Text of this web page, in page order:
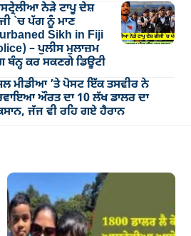
ਨੇੜੇ ਟਾਪੂ ਦੇਸ਼
`ਚ ਪੱਗ ਨੂੰ ਮਾਣ
Sikh in Fiji
– ਪੁਲੀਸ ਮੁਲਾਜ਼ਮ
ਬੰਨ੍ਹ ਕਰ ਸਕਣਗੇ ਡਿਊਟੀ
ਮੀਡੀਆ ’ਤੇ ਪੋਸਟ ਇੱਕ ਤਸਵੀਰ ਨੇ
ਔਰਤ ਦਾ 10 ਲੱਖ ਡਾਲਰ ਦਾ
ਜੱਜ ਵੀ ਰਹਿ ਗਏ ਹੈਰਾਨ